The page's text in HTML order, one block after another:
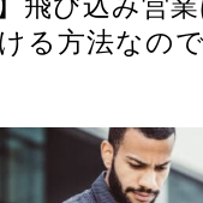
る方法なの